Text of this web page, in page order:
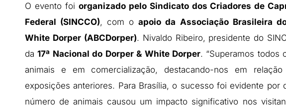
O evento foi organizado pelo Sindicato dos Criadores de
Federal (SINCCO), com oapoio da Associação Brasileira
White Dorper (ABCDorper). Nivaldo Ribeiro, presidente do
da17ª Nacional do Dorper & White Dorper. “Superamos todos
animais e em comercialização, destacando-nos em
exposições anteriores. Para Brasília, o sucesso foi evidente por
número de animais causou um impacto significativo nos